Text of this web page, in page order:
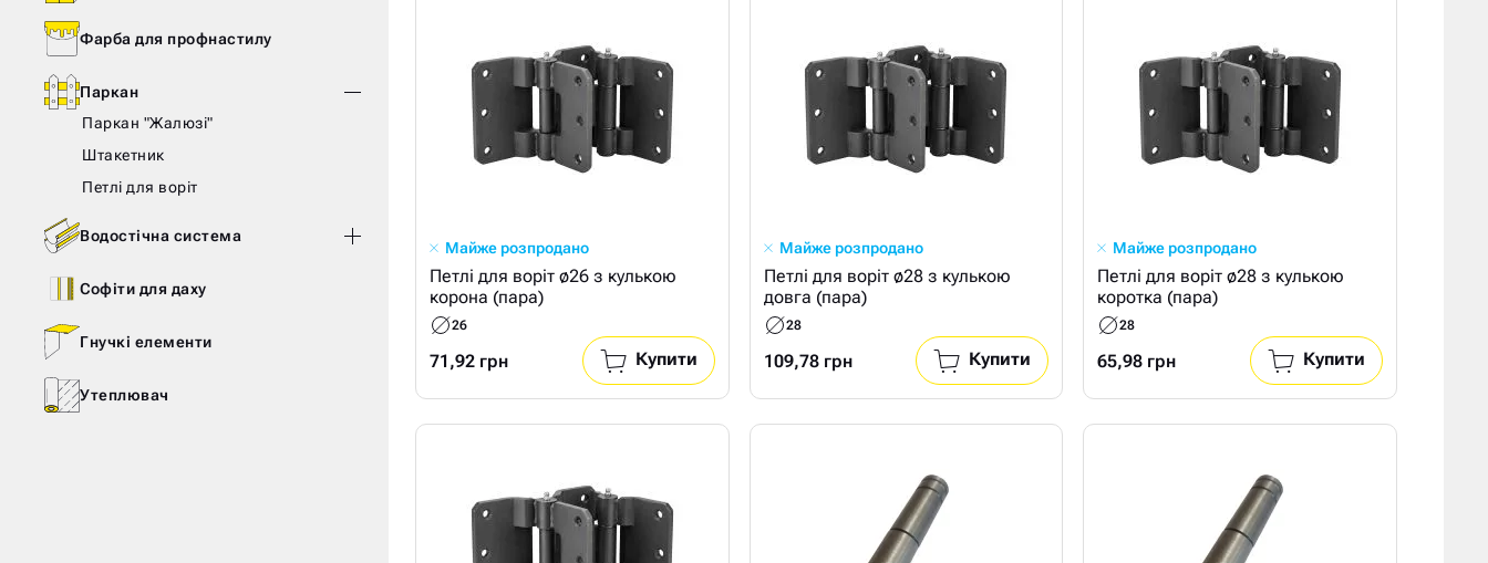
Майже розпродано
Петлі для воріт ø26 з кулькою
корона (пара)
26
71,92 грн Купити
Майже розпродано
Петлі для воріт ø28 з кулькою
довга (пара)
28
109,78 грн Купити
Майже розпродано
Петлі для воріт ø28 з кулькою
коротка (пара)
28
65,98 грн Купити
Фарба для профнастилу
Паркан
Паркан "Жалюзі"
Штакетник
Петлі для воріт
Водостічна система
Софіти для даху
Гнучкі елементи
Утеплювач